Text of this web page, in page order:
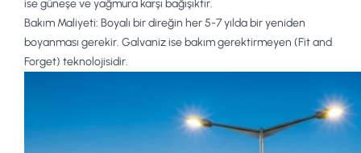
ise güneşe ve yağmura karşı bağışıktır.
Bakım Maliyeti: Boyalı bir direğin her 5-7 yılda bir yeniden
boyanması gerekir. Galvaniz ise bakım gerektirmeyen (Fit and
Forget) teknolojisidir.